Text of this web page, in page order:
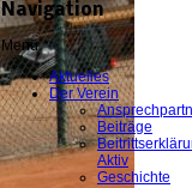
Navigation
Menü
Aktuelles
Der Verein
Beiträge
Aktiv
Geschichte